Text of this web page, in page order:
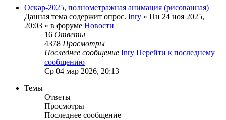
Оскар-2025, полнометражная анимация (рисованная)
Данная тема содержит опрос. Inry » Пн 24 ноя 2025,
20:03 » в форуме Новости
16 Ответы
4378 Просмотры
Последнее сообщение Inry Перейти к последнему
сообщению
Ср 04 мар 2026, 20:13
Темы
Ответы
Просмотры
Последнее сообщение